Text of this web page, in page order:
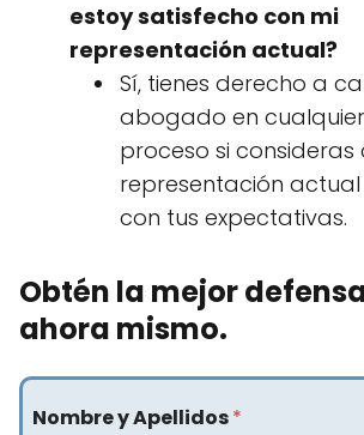
estoy satisfecho con mi
representación actual?
Sí, tienes derecho a
abogado en
proceso si consideras
representación
con tus expectativas.
Obtén la mejor
ahora mismo.
Nombre y Apellidos*